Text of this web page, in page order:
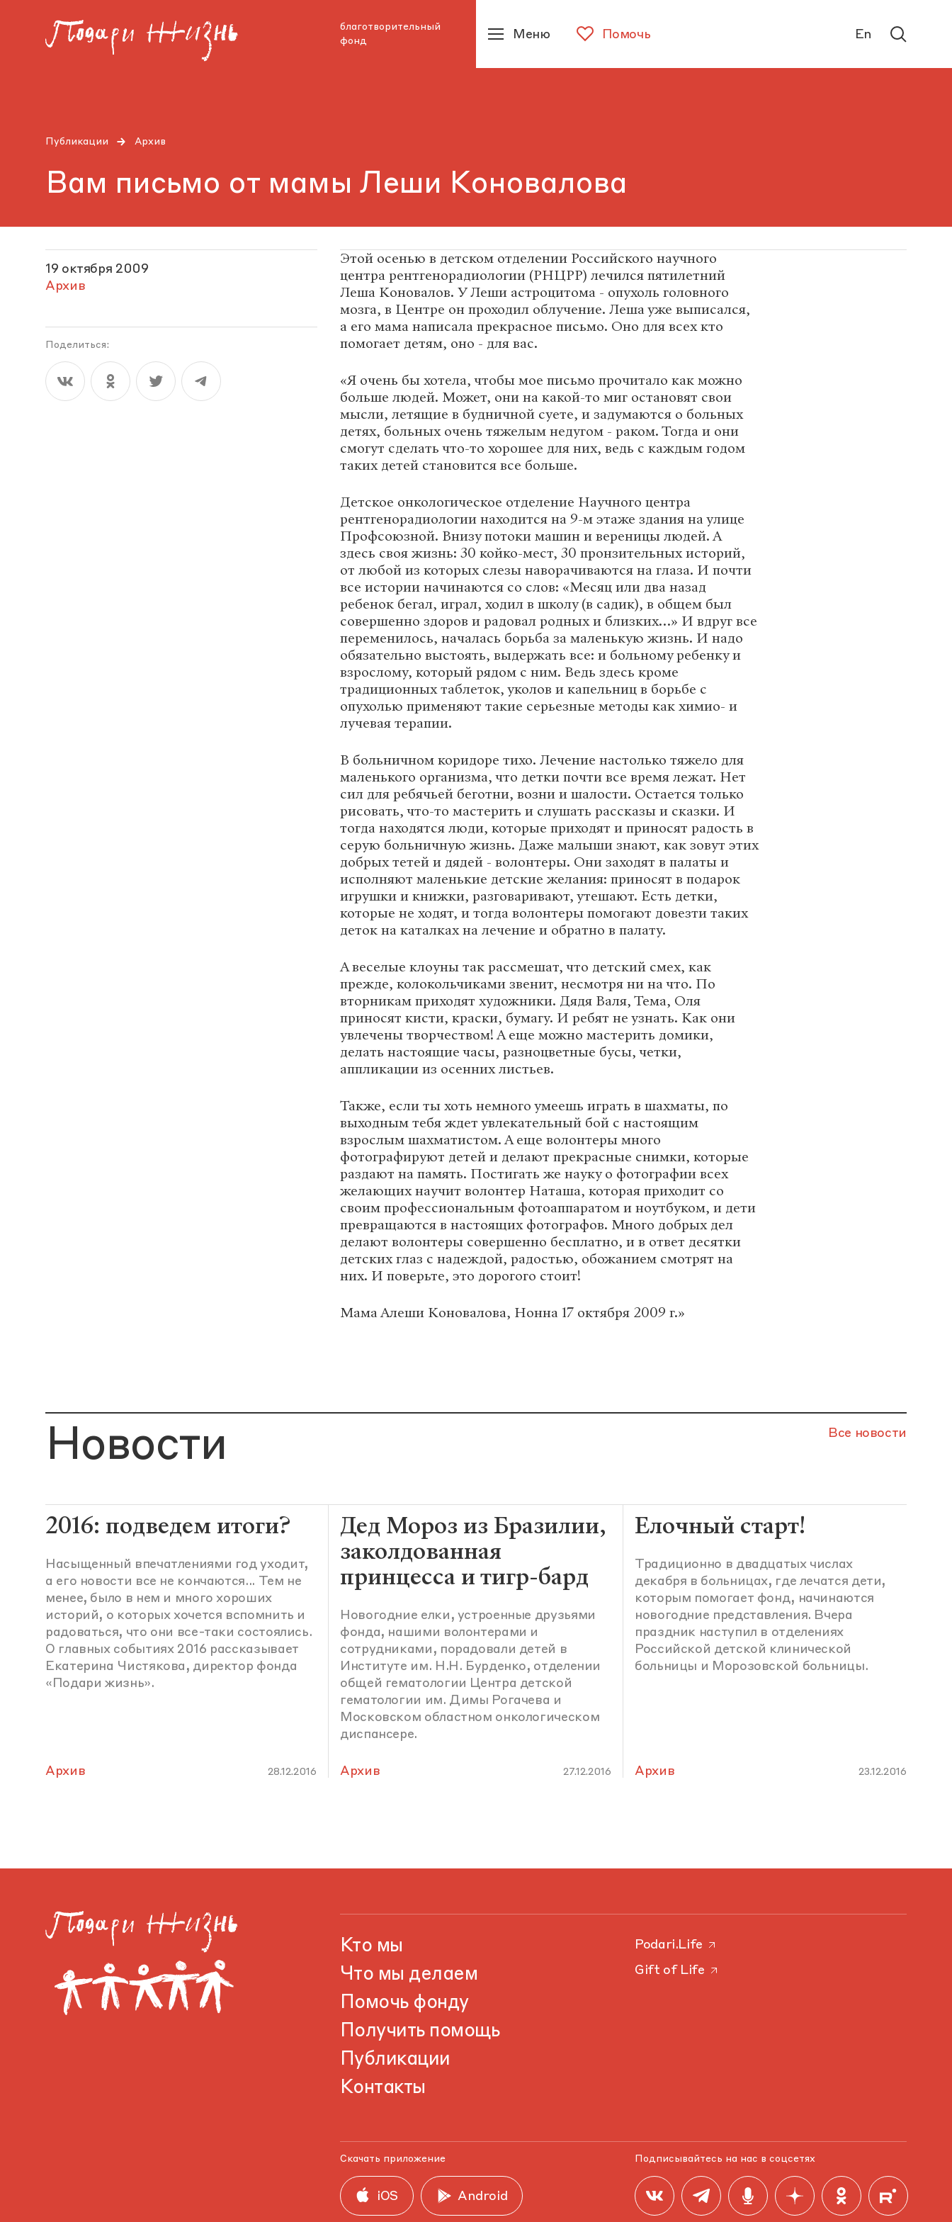
благотворительный
фонд
Помочь
Меню En
Публикации Архив
Вам письмо от мамы Леши Коновалова
19 октября 2009
Архив
Поделиться:
Этой осенью в детском отделении Российского научного
центра рентгенорадиологии (РНЦРР) лечился пятилетний
Леша Коновалов. У Леши астроцитома - опухоль головного
мозга, в Центре он проходил облучение. Леша уже выписался,
а его мама написала прекрасное письмо. Оно для всех кто
помогает детям, оно - для вас.
«Я очень бы хотела, чтобы мое письмо прочитало как можно
больше людей. Может, они на какой-то миг остановят свои
мысли, летящие в будничной суете, и задумаются о больных
детях, больных очень тяжелым недугом - раком. Тогда и они
смогут сделать что-то хорошее для них, ведь с каждым годом
таких детей становится все больше.
Детское онкологическое отделение Научного центра
рентгенорадиологии находится на 9-м этаже здания на улице
Профсоюзной. Внизу потоки машин и вереницы людей. А
здесь своя жизнь: 30 койко-мест, 30 пронзительных историй,
от любой из которых слезы наворачиваются на глаза. И почти
все истории начинаются со слов: «Месяц или два назад
ребенок бегал, играл, ходил в школу (в садик), в общем был
совершенно здоров и радовал родных и близких…» И вдруг все
переменилось, началась борьба за маленькую жизнь. И надо
обязательно выстоять, выдержать все: и больному ребенку и
взрослому, который рядом с ним. Ведь здесь кроме
традиционных таблеток, уколов и капельниц в борьбе с
опухолью применяют такие серьезные методы как химио- и
лучевая терапии.
В больничном коридоре тихо. Лечение настолько тяжело для
маленького организма, что детки почти все время лежат. Нет
сил для ребячьей беготни, возни и шалости. Остается только
рисовать, что-то мастерить и слушать рассказы и сказки. И
тогда находятся люди, которые приходят и приносят радость в
серую больничную жизнь. Даже малыши знают, как зовут этих
добрых тетей и дядей - волонтеры. Они заходят в палаты и
исполняют маленькие детские желания: приносят в подарок
игрушки и книжки, разговаривают, утешают. Есть детки,
которые не ходят, и тогда волонтеры помогают довезти таких
деток на каталках на лечение и обратно в палату.
А веселые клоуны так рассмешат, что детский смех, как
прежде, колокольчиками звенит, несмотря ни на что. По
вторникам приходят художники. Дядя Валя, Тема, Оля
приносят кисти, краски, бумагу. И ребят не узнать. Как они
увлечены творчеством! А еще можно мастерить домики,
делать настоящие часы, разноцветные бусы, четки,
аппликации из осенних листьев.
Также, если ты хоть немного умеешь играть в шахматы, по
выходным тебя ждет увлекательный бой с настоящим
взрослым шахматистом. А еще волонтеры много
фотографируют детей и делают прекрасные снимки, которые
раздают на память. Постигать же науку о фотографии всех
желающих научит волонтер Наташа, которая приходит со
своим профессиональным фотоаппаратом и ноутбуком, и дети
превращаются в настоящих фотографов. Много добрых дел
делают волонтеры совершенно бесплатно, и в ответ десятки
детских глаз с надеждой, радостью, обожанием смотрят на
них. И поверьте, это дорогого стоит!
Мама Алеши Коновалова, Нонна 17 октября 2009 г.»
Новости Все новости
2016: подведем итоги?
Насыщенный впечатлениями год уходит,
а его новости все не кончаются... Тем не
менее, было в нем и много хороших
историй, о которых хочется вспомнить и
радоваться, что они все-таки состоялись.
О главных событиях 2016 рассказывает
Екатерина Чистякова, директор фонда
«Подари жизнь».
Архив 28.12.2016
Дед Мороз из Бразилии,
заколдованная
принцесса и тигр-бард
Новогодние елки, устроенные друзьями
фонда, нашими волонтерами и
сотрудниками, порадовали детей в
Институте им. Н.Н. Бурденко, отделении
общей гематологии Центра детской
гематологии им. Димы Рогачева и
Московском областном онкологическом
диспансере.
Архив 27.12.2016
Елочный старт!
Традиционно в двадцатых числах
декабря в больницах, где лечатся дети,
которым помогает фонд, начинаются
новогодние представления. Вчера
праздник наступил в отделениях
Российской детской клинической
больницы и Морозовской больницы.
Архив 23.12.2016
Кто мы
Что мы делаем
Помочь фонду
Получить помощь
Публикации
Контакты
Podari.Life
Gift of Life
Скачать приложение
iOS Android
Подписывайтесь на нас в соцсетях